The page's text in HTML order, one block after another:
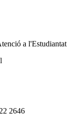
a l'Estudiantat
2646